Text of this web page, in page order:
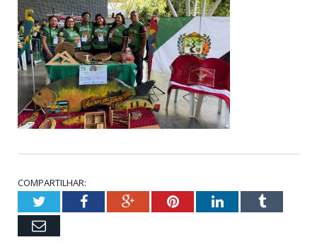
COMPARTILHAR:
TwitterFacebookGoogle+PinterestLinkedInTumblr
Email